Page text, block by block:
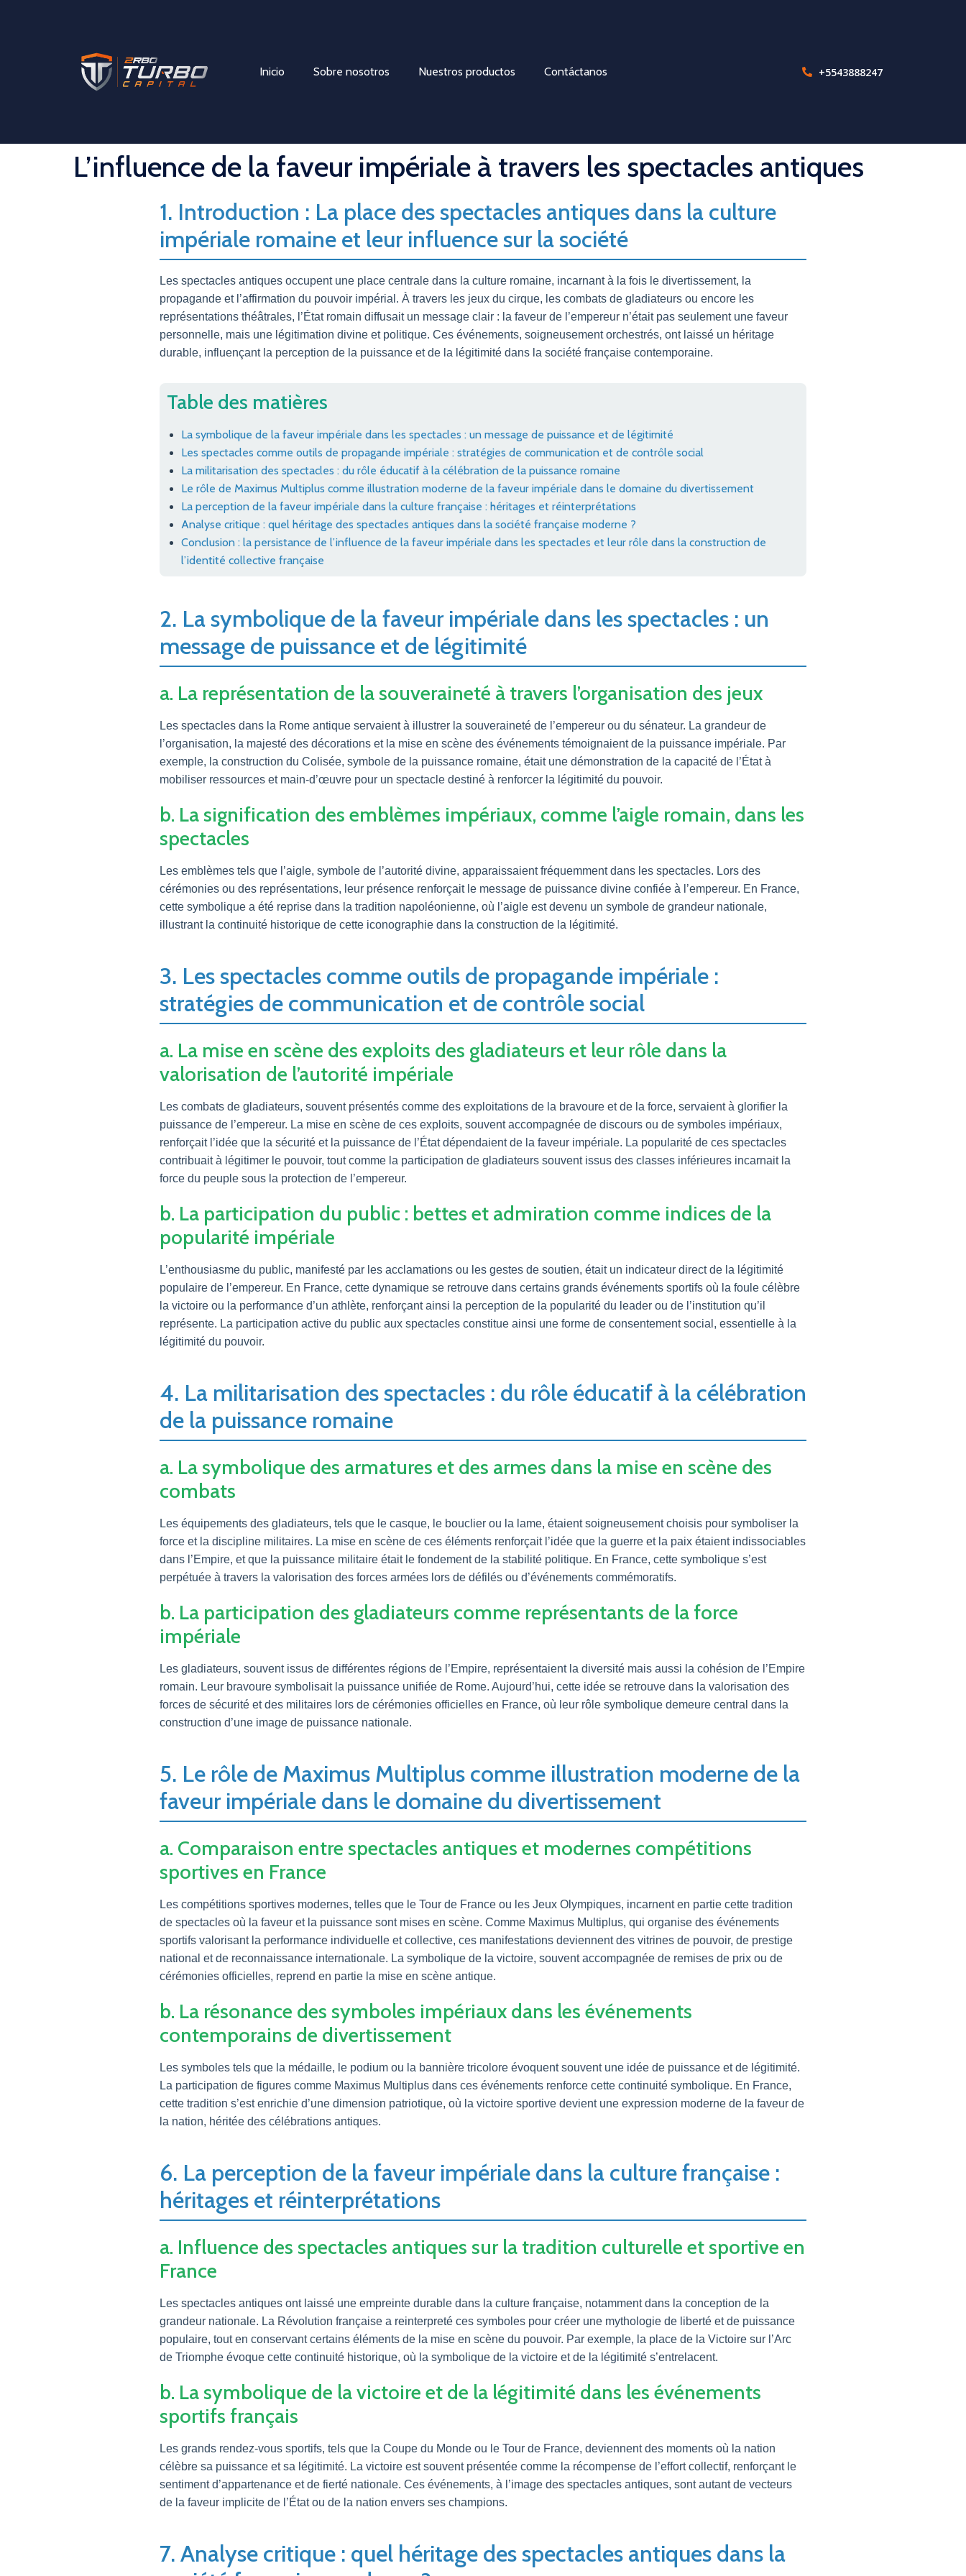
Inicio Sobre nosotros Nuestros productos Contáctanos +5543888247
L’influence de la faveur impériale à travers les spectacles antiques
1. Introduction : La place des spectacles antiques dans la culture
impériale romaine et leur influence sur la société
Les spectacles antiques occupent une place centrale dans la culture romaine, incarnant à la fois le divertissement, la
propagande et l’affirmation du pouvoir impérial. À travers les jeux du cirque, les combats de gladiateurs ou encore les
représentations théâtrales, l’État romain diffusait un message clair : la faveur de l’empereur n’était pas seulement une faveur
personnelle, mais une légitimation divine et politique. Ces événements, soigneusement orchestrés, ont laissé un héritage
durable, influençant la perception de la puissance et de la légitimité dans la société française contemporaine.
Table des matières
La symbolique de la faveur impériale dans les spectacles : un message de puissance et de légitimité
Les spectacles comme outils de propagande impériale : stratégies de communication et de contrôle social
La militarisation des spectacles : du rôle éducatif à la célébration de la puissance romaine
Le rôle de Maximus Multiplus comme illustration moderne de la faveur impériale dans le domaine du divertissement
La perception de la faveur impériale dans la culture française : héritages et réinterprétations
Analyse critique : quel héritage des spectacles antiques dans la société française moderne ?
Conclusion : la persistance de l’influence de la faveur impériale dans les spectacles et leur rôle dans la construction de
l’identité collective française
2. La symbolique de la faveur impériale dans les spectacles : un
message de puissance et de légitimité
a. La représentation de la souveraineté à travers l’organisation des jeux
Les spectacles dans la Rome antique servaient à illustrer la souveraineté de l’empereur ou du sénateur. La grandeur de
l’organisation, la majesté des décorations et la mise en scène des événements témoignaient de la puissance impériale. Par
exemple, la construction du Colisée, symbole de la puissance romaine, était une démonstration de la capacité de l’État à
mobiliser ressources et main-d’œuvre pour un spectacle destiné à renforcer la légitimité du pouvoir.
b. La signification des emblèmes impériaux, comme l’aigle romain, dans les
spectacles
Les emblèmes tels que l’aigle, symbole de l’autorité divine, apparaissaient fréquemment dans les spectacles. Lors des
cérémonies ou des représentations, leur présence renforçait le message de puissance divine confiée à l’empereur. En France,
cette symbolique a été reprise dans la tradition napoléonienne, où l’aigle est devenu un symbole de grandeur nationale,
illustrant la continuité historique de cette iconographie dans la construction de la légitimité.
3. Les spectacles comme outils de propagande impériale :
stratégies de communication et de contrôle social
a. La mise en scène des exploits des gladiateurs et leur rôle dans la
valorisation de l’autorité impériale
Les combats de gladiateurs, souvent présentés comme des exploitations de la bravoure et de la force, servaient à glorifier la
puissance de l’empereur. La mise en scène de ces exploits, souvent accompagnée de discours ou de symboles impériaux,
renforçait l’idée que la sécurité et la puissance de l’État dépendaient de la faveur impériale. La popularité de ces spectacles
contribuait à légitimer le pouvoir, tout comme la participation de gladiateurs souvent issus des classes inférieures incarnait la
force du peuple sous la protection de l’empereur.
b. La participation du public : bettes et admiration comme indices de la
popularité impériale
L’enthousiasme du public, manifesté par les acclamations ou les gestes de soutien, était un indicateur direct de la légitimité
populaire de l’empereur. En France, cette dynamique se retrouve dans certains grands événements sportifs où la foule célèbre
la victoire ou la performance d’un athlète, renforçant ainsi la perception de la popularité du leader ou de l’institution qu’il
représente. La participation active du public aux spectacles constitue ainsi une forme de consentement social, essentielle à la
légitimité du pouvoir.
4. La militarisation des spectacles : du rôle éducatif à la célébration
de la puissance romaine
a. La symbolique des armatures et des armes dans la mise en scène des
combats
Les équipements des gladiateurs, tels que le casque, le bouclier ou la lame, étaient soigneusement choisis pour symboliser la
force et la discipline militaires. La mise en scène de ces éléments renforçait l’idée que la guerre et la paix étaient indissociables
dans l’Empire, et que la puissance militaire était le fondement de la stabilité politique. En France, cette symbolique s’est
perpétuée à travers la valorisation des forces armées lors de défilés ou d’événements commémoratifs.
b. La participation des gladiateurs comme représentants de la force
impériale
Les gladiateurs, souvent issus de différentes régions de l’Empire, représentaient la diversité mais aussi la cohésion de l’Empire
romain. Leur bravoure symbolisait la puissance unifiée de Rome. Aujourd’hui, cette idée se retrouve dans la valorisation des
forces de sécurité et des militaires lors de cérémonies officielles en France, où leur rôle symbolique demeure central dans la
construction d’une image de puissance nationale.
5. Le rôle de Maximus Multiplus comme illustration moderne de la
faveur impériale dans le domaine du divertissement
a. Comparaison entre spectacles antiques et modernes compétitions
sportives en France
Les compétitions sportives modernes, telles que le Tour de France ou les Jeux Olympiques, incarnent en partie cette tradition
de spectacles où la faveur et la puissance sont mises en scène. Comme Maximus Multiplus, qui organise des événements
sportifs valorisant la performance individuelle et collective, ces manifestations deviennent des vitrines de pouvoir, de prestige
national et de reconnaissance internationale. La symbolique de la victoire, souvent accompagnée de remises de prix ou de
cérémonies officielles, reprend en partie la mise en scène antique.
b. La résonance des symboles impériaux dans les événements
contemporains de divertissement
Les symboles tels que la médaille, le podium ou la bannière tricolore évoquent souvent une idée de puissance et de légitimité.
La participation de figures comme Maximus Multiplus dans ces événements renforce cette continuité symbolique. En France,
cette tradition s’est enrichie d’une dimension patriotique, où la victoire sportive devient une expression moderne de la faveur de
la nation, héritée des célébrations antiques.
6. La perception de la faveur impériale dans la culture française :
héritages et réinterprétations
a. Influence des spectacles antiques sur la tradition culturelle et sportive en
France
Les spectacles antiques ont laissé une empreinte durable dans la culture française, notamment dans la conception de la
grandeur nationale. La Révolution française a reinterpreté ces symboles pour créer une mythologie de liberté et de puissance
populaire, tout en conservant certains éléments de la mise en scène du pouvoir. Par exemple, la place de la Victoire sur l’Arc
de Triomphe évoque cette continuité historique, où la symbolique de la victoire et de la légitimité s’entrelacent.
b. La symbolique de la victoire et de la légitimité dans les événements
sportifs français
Les grands rendez-vous sportifs, tels que la Coupe du Monde ou le Tour de France, deviennent des moments où la nation
célèbre sa puissance et sa légitimité. La victoire est souvent présentée comme la récompense de l’effort collectif, renforçant le
sentiment d’appartenance et de fierté nationale. Ces événements, à l’image des spectacles antiques, sont autant de vecteurs
de la faveur implicite de l’État ou de la nation envers ses champions.
7. Analyse critique : quel héritage des spectacles antiques dans la